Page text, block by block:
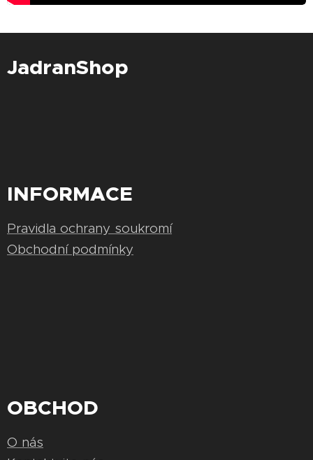
JadranShop
INFORMACE
Pravidla ochrany soukromí
Obchodní podmínky
OBCHOD
O nás